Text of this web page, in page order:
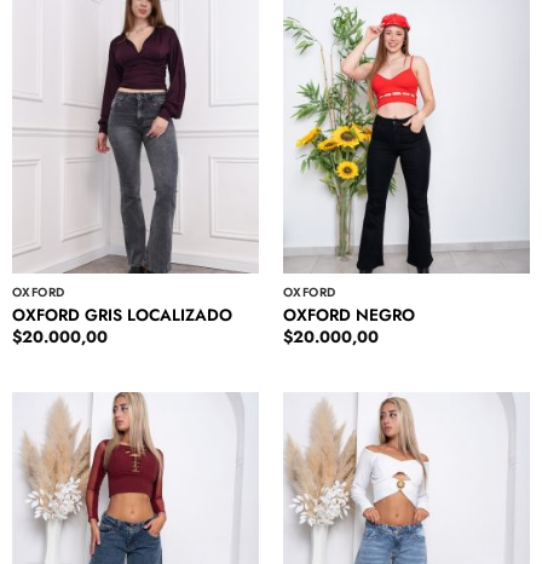
OXFORD
OXFORD GRIS LOCALIZADO
$20.000,00
OXFORD
OXFORD NEGRO
$20.000,00